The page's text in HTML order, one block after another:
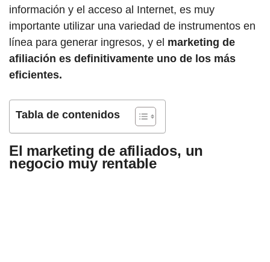
información y el acceso al Internet, es muy
importante utilizar una variedad de instrumentos en
línea para generar ingresos, y el marketing de
afiliación es definitivamente uno de los más
eficientes.
Tabla de contenidos
El marketing de afiliados, un
negocio muy rentable